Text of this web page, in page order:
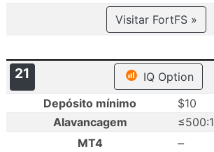
Visitar FortFS »
21
IQ Option
Depósito mínimo
$10
Alavancagem
≤500:1
MT4
–